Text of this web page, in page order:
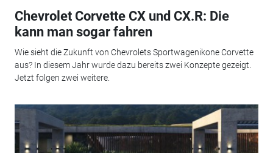
Chevrolet Corvette CX und CX.R: Die
kann man sogar fahren
Wie sieht die Zukunft von Chevrolets Sportwagenikone Corvette
aus? In diesem Jahr wurde dazu bereits zwei Konzepte gezeigt.
Jetzt folgen zwei weitere.